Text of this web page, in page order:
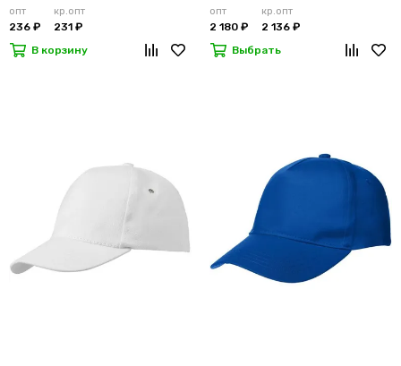
опт
236 ₽
кр.опт
231 ₽
В корзину
опт
2 180 ₽
кр.опт
2 136 ₽
Выбрать